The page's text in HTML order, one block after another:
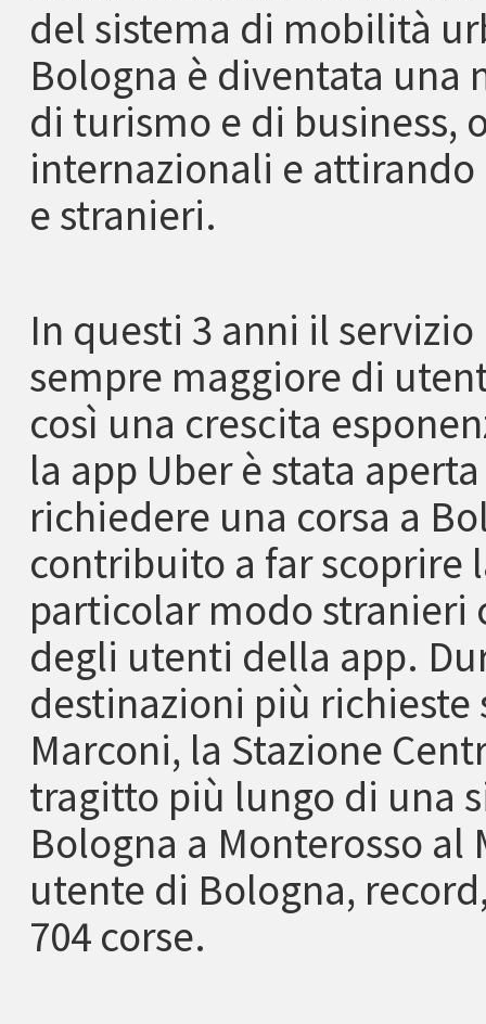
del sistema di mobilità
Bologna è diventata una
di turismo e di business,
internazionali e
e stranieri.
In questi 3 anni il
sempre maggiore di
così una crescita
la app Uber è stata
richiedere una corsa a
contribuito a far scoprire
particolar modo stranieri
degli utenti della app.
destinazioni più
Marconi, la Stazione
tragitto più lungo di una
Bologna a Monterosso al
utente di Bologna,
704 corse.